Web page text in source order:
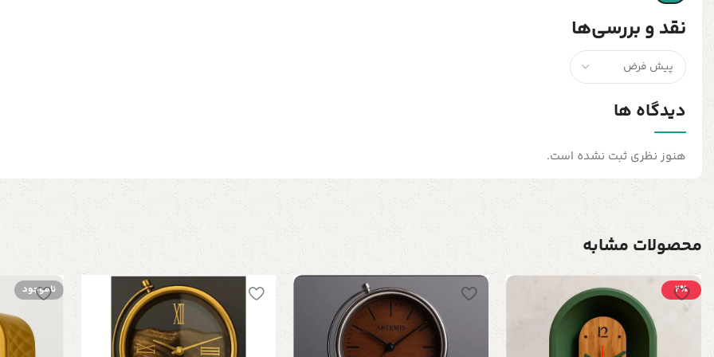
نقد و بررسی‌ها
دیدگاه ها
هنوز نظری ثبت نشده است.
محصولات مشابه
2٪ ناموجود